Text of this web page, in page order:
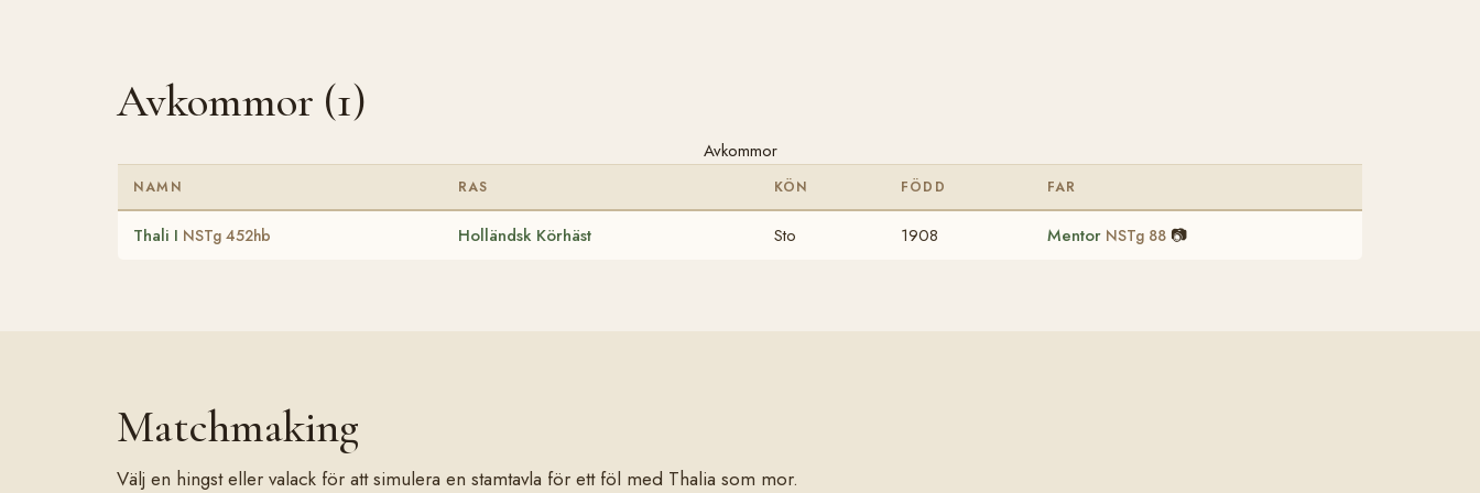
Avkommor (1)
Avkommor
NAMN RAS KÖN FÖDD FAR
Thali I NSTg 452hb Holländsk Körhäst Sto 1908 Mentor NSTg 88 📷
Matchmaking
Välj en hingst eller valack för att simulera en stamtavla för ett föl med Thalia som mor.